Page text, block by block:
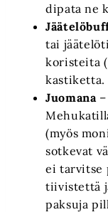
dipata ne
tai
koristeita
kastiketta.
Juomana
(myös
sotkevat
ei tarvitse
tiivistettä
paksuja